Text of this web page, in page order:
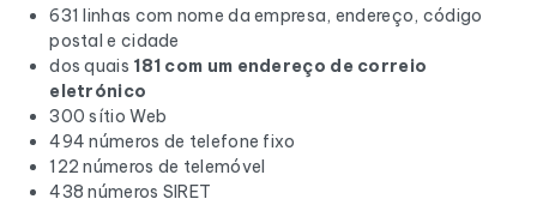
631 linhas com nome da empresa, endereço, código
postal e cidade
dos quais 181 com um endereço de correio
eletrónico
300 sítio Web
494 números de telefone fixo
122 números de telemóvel
438 números SIRET